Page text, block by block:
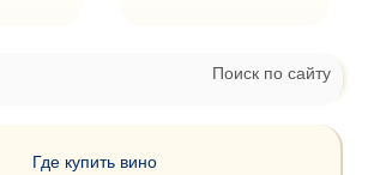
Поиск по сайту
Где купить вино